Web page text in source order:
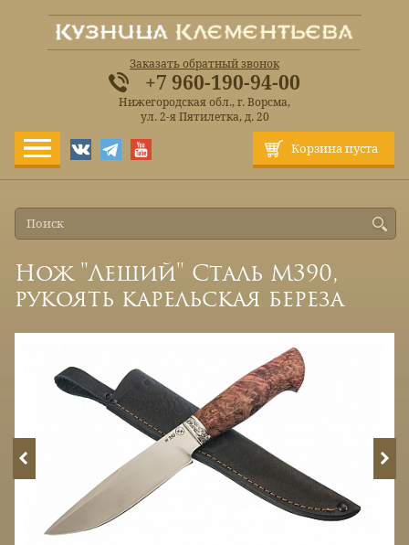
Корзина пуста
Заказать обратный звонок
+7 960-190-94-00
Нижегородская обл., г. Ворсма,
ул. 2-я Пятилетка, д. 20
Нож "Леший" Сталь М390,
рукоять карельская береза